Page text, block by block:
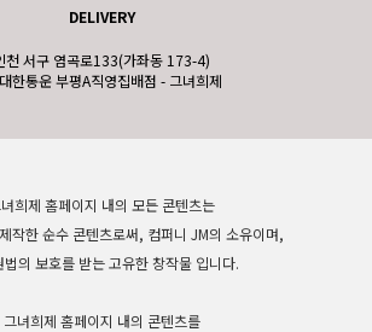
DELIVERY
천 서구 염곡로133(가좌동 173-4)
한통운 부평A직영집배점 - 그녀희제
희제 홈페이지 내의 모든 콘텐츠는
작한 순수 콘텐츠로써, 컴퍼니 JM의 소유이며,
법의 보호를 받는 고유한 창작물 입니다.
그녀희제 홈페이지 내의 콘텐츠를